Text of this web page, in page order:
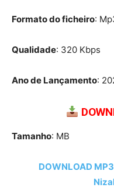
Formato do ficheiro:
Qualidade: 320 Kbps
Ano de Lançamento:
Tamanho: MB
DOWNLOAD